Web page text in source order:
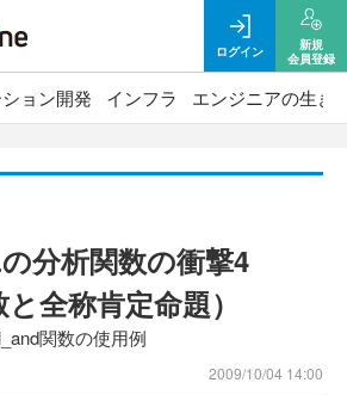
ログイン
新規
会員登録
ョン開発 インフラ エンジニアの生き
分析関数の衝撃4
と全称肯定命題）
関数の使用例
2009/10/04 14:00